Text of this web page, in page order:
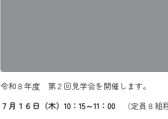
令和８年度 第２回見学会を開催します。
７月１６日（木）10：15～11：00
（定員８組